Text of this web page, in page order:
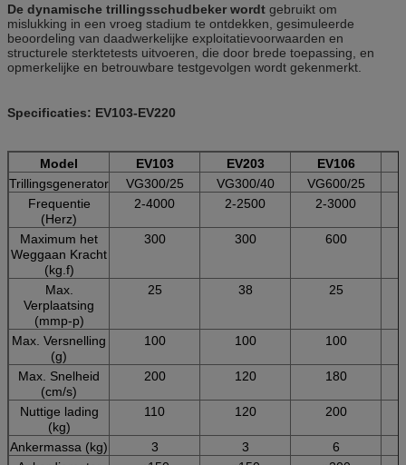
De dynamische trillingsschudbeker wordt gebruikt om
mislukking in een vroeg stadium te ontdekken, gesimuleerde
beoordeling van daadwerkelijke exploitatievoorwaarden en
structurele sterktetests uitvoeren, die door brede toepassing, en
opmerkelijke en betrouwbare testgevolgen wordt gekenmerkt.
Specificaties: EV103-EV220
Model EV103 EV203
EV106
Trillingsgenerator
VG300/25 VG300/40 VG600/25
Frequentie
(Herz)
2-4000 2-2500 2-3000
Maximum het
Weggaan Kracht
(kg.f)
300 300 600
Max.
Verplaatsing
(mmp-p)
25 38 25
Max. Versnelling
(g)
100 100 100
Max. Snelheid
(cm/s)
200 120 180
Nuttige lading
(kg)
110 120 200
Ankermassa (kg) 3 3
6